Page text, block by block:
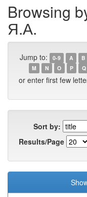
Browsing
Я.А.
Jump to: 0-9 A B
M
N O P Q
or enter first few
Sort by:
Results/Page